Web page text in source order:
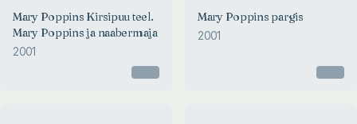
Mary Poppins Kirsipuu teel.
Mary Poppins ja naabermaja
2001
Mary Poppins pargis
2001